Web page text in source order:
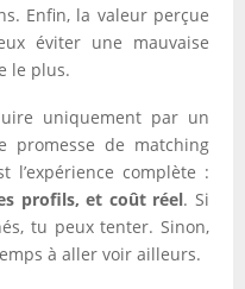
Enfin, la valeur perçue
éviter une mauvaise
le plus.
uniquement par un
de matching
l’expérience complète :
profils, et coût réel. Si
tu peux tenter. Sinon,
à aller voir ailleurs.